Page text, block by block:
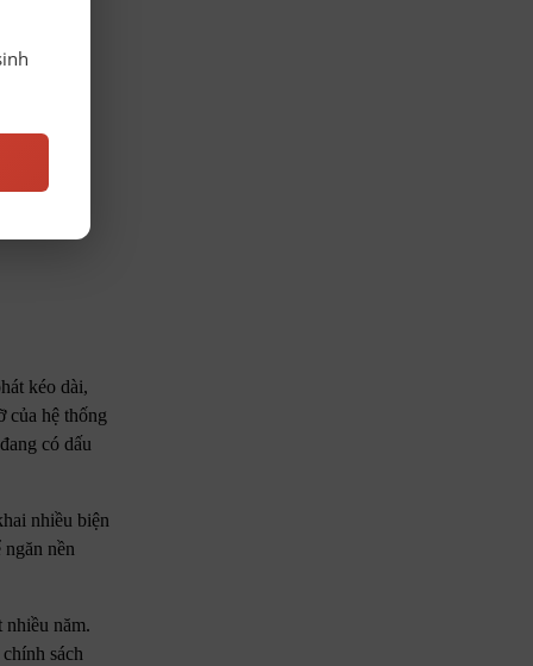
kéo dài,
của hệ thống
có dấu
nhiều biện
nền
nhiều năm.
sách